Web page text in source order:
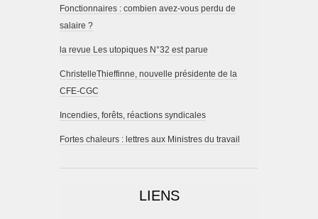
Fonctionnaires : combien avez-vous perdu de
salaire ?
la revue Les utopiques N°32 est parue
ChristelleThieffinne, nouvelle présidente de la
CFE-CGC
Incendies, forêts, réactions syndicales
Fortes chaleurs : lettres aux Ministres du travail
LIENS